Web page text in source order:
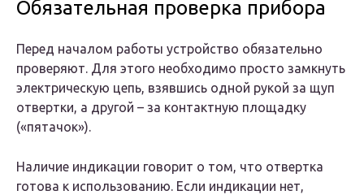
Обязательная проверка прибора
Перед началом работы устройство обязательно
проверяют. Для этого необходимо просто замкнуть
электрическую цепь, взявшись одной рукой за щуп
отвертки, а другой – за контактную площадку
(«пятачок»).
Наличие индикации говорит о том, что отвертка
готова к использованию. Если индикации нет,